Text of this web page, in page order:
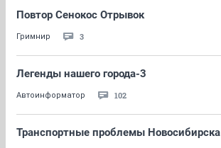
Повтор Сенокос Отрывок
Гримнир 3
Легенды нашего города-3
Автоинформатор 102
Транспортные проблемы Новосибирска